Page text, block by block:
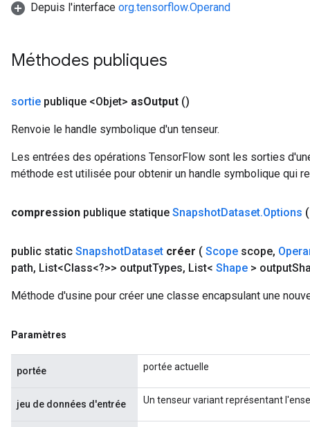
Depuis l'interface org.tensorflow.Operand
Méthodes publiques
sortie publique <Objet> asOutput ()
Renvoie le handle symbolique d'un tenseur.
Les entrées des opérations TensorFlow sont les sorties
méthode est utilisée pour obtenir un handle symbolique qui
compression publique statique SnapshotDataset.Options
public static SnapshotDataset créer ( Scope scope,
path, List<Class<?>> outputTypes, List< Shape > output
Méthode d'usine pour créer une classe encapsulant une
Paramètres
portée portée actuelle
jeu de données d'entrée Un tenseur variant représentant